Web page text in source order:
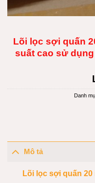
Lõi lọc sợi quấn
suất cao sử
Danh
Mô tả
Lõi lọc sợi quấn